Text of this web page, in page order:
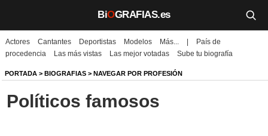
BiOGRAFIAS.es
Biografías
Películas
TV
Actores Cantantes Deportistas Modelos Más...
País de
procedencia
Las más vistas Las mejor votadas Sube tu biografía
PORTADA > BIOGRAFIAS > NAVEGAR POR PROFESIÓN
Políticos famosos